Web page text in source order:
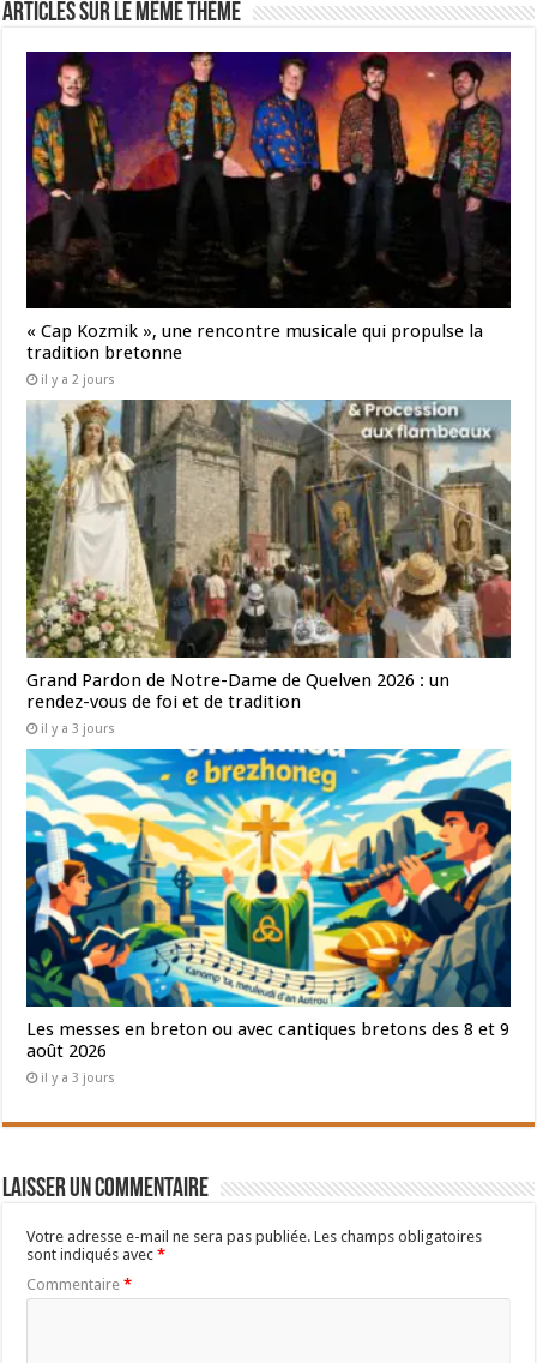
Articles sur le même thème
« Cap Kozmik », une rencontre musicale qui propulse la
tradition bretonne
il y a 2 jours
Grand Pardon de Notre-Dame de Quelven 2026 : un
rendez-vous de foi et de tradition
il y a 3 jours
Les messes en breton ou avec cantiques bretons des 8 et 9
août 2026
il y a 3 jours
Laisser un commentaire
Votre adresse e-mail ne sera pas publiée. Les champs obligatoires
sont indiqués avec*
Commentaire*